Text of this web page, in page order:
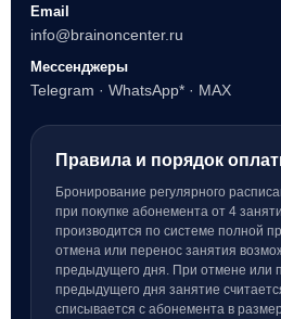
Email
info@brainoncenter.ru
Мессенджеры
Telegram · WhatsApp* · MAX
Правила и порядок
Бронирование регулярного
при покупке абонемента от 4
производится по системе полной
отмена или перенос занятия
предыдущего дня. При отмене или
предыдущего дня занятие
списывается с абонемента в